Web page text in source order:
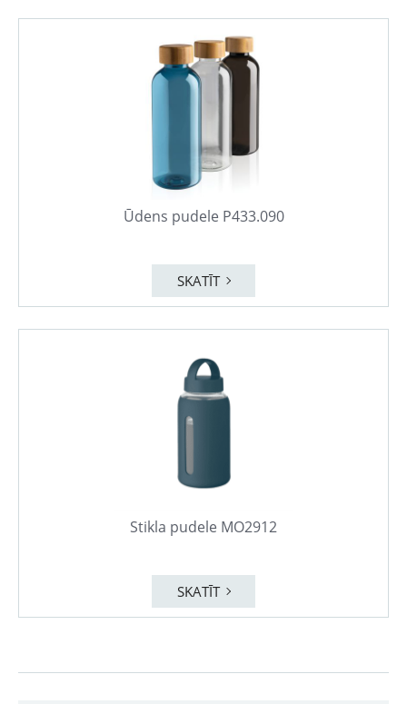
Ūdens pudele P433.090
SKATĪT
Stikla pudele MO2912
SKATĪT